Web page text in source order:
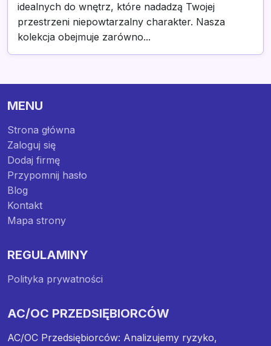
idealnych do wnętrz, które nadadzą Twojej
przestrzeni niepowtarzalny charakter. Nasza
kolekcja obejmuje zarówno...
MENU
Strona główna
Zaloguj się
Dodaj firmę
Przypomnij hasło
Blog
Kontakt
Mapa strony
REGULAMINY
Polityka prywatności
AC/OC PRZEDSIĘBIORCÓW
AC/OC Przedsiębiorców: Analizujemy ryzyko,